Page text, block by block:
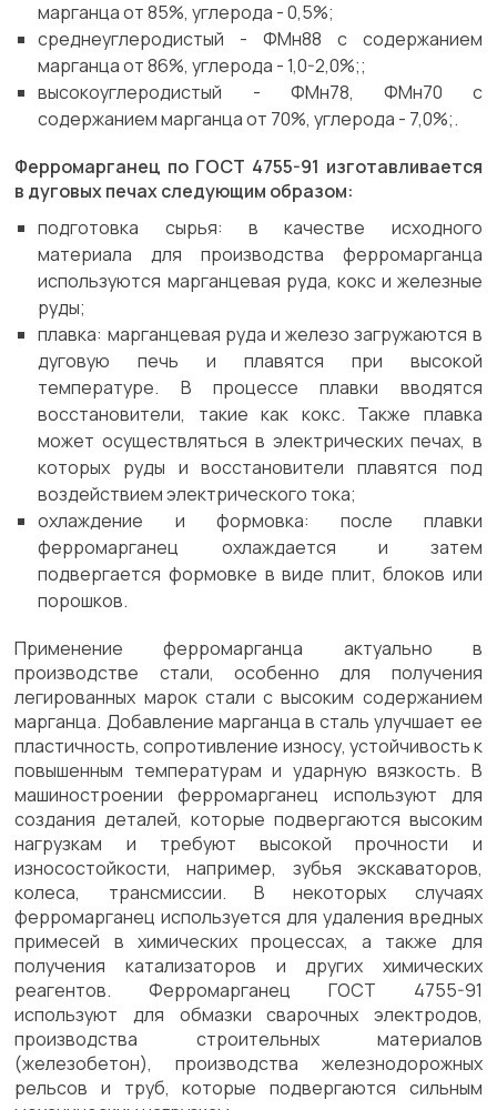
марганца от 85%, углерода - 0,5%;
среднеуглеродистый - ФМн88 с содержанием
марганца от 86%, углерода - 1,0-2,0%;;
высокоуглеродистый - ФМн78, ФМн70 с
содержанием марганца от 70%, углерода - 7,0%;.
Ферромарганец по ГОСТ 4755-91 изготавливается
в дуговых печах следующим образом:
подготовка сырья: в качестве исходного
материала для производства ферромарганца
используются марганцевая руда, кокс и железные
руды;
плавка: марганцевая руда и железо загружаются в
дуговую печь и плавятся при высокой
температуре. В процессе плавки вводятся
восстановители, такие как кокс. Также плавка
может осуществляться в электрических печах, в
которых руды и восстановители плавятся под
воздействием электрического тока;
охлаждение и формовка: после плавки
ферромарганец охлаждается и затем
подвергается формовке в виде плит, блоков или
порошков.
Применение ферромарганца актуально в
производстве стали, особенно для получения
легированных марок стали с высоким содержанием
марганца. Добавление марганца в сталь улучшает ее
пластичность, сопротивление износу, устойчивость к
повышенным температурам и ударную вязкость. В
машиностроении ферромарганец используют для
создания деталей, которые подвергаются высоким
нагрузкам и требуют высокой прочности и
износостойкости, например, зубья экскаваторов,
колеса, трансмиссии. В некоторых случаях
ферромарганец используется для удаления вредных
примесей в химических процессах, а также для
получения катализаторов и других химических
реагентов. Ферромарганец ГОСТ 4755-91
используют для обмазки сварочных электродов,
производства строительных материалов
(железобетон), производства железнодорожных
рельсов и труб, которые подвергаются сильным